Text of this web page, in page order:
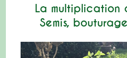
La multiplication
Semis,